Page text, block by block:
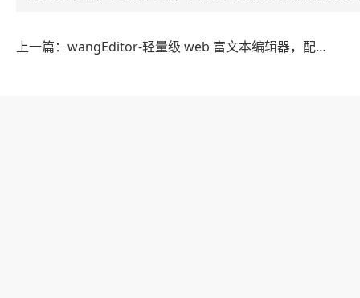
上一篇：wangEditor-轻量级 web 富文本编辑器，配置方便，使用简单